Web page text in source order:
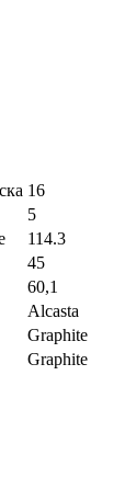
16
5
114.3
45
60,1
Alcasta
Graphite
Graphite